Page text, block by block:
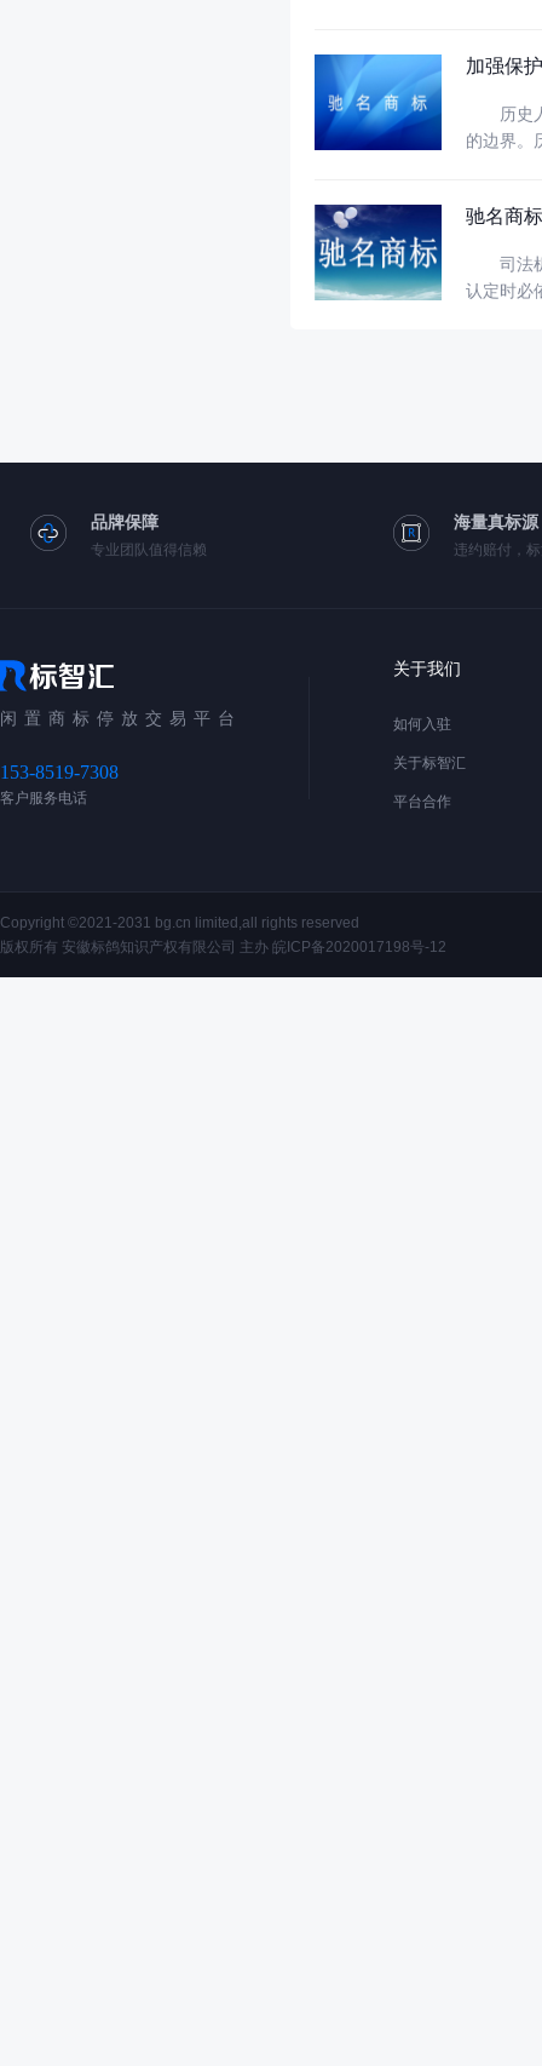
加强保
历史人
的边界。
驰名商
司法机
认定时必依法认
品牌保障
专业团队值得信赖
海量真标源
违约赔付，
闲置商标停放交易平台
153-8519-7308
客户服务电话
关于我们
如何入驻
关于标智汇
平台合作
Copyright ©2021-2031 bg.cn limited,all rights reserved
版权所有 安徽标鸽知识产权有限公司 主办 皖ICP备2020017198号-12